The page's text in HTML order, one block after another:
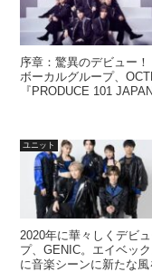
序章：驚異のデビュー
ボーカルグループ、
『PRODUCE 101
ユニット
2020年に華々しくデビ
プ、GENIC。エイベッ
に音楽シーンに新たな